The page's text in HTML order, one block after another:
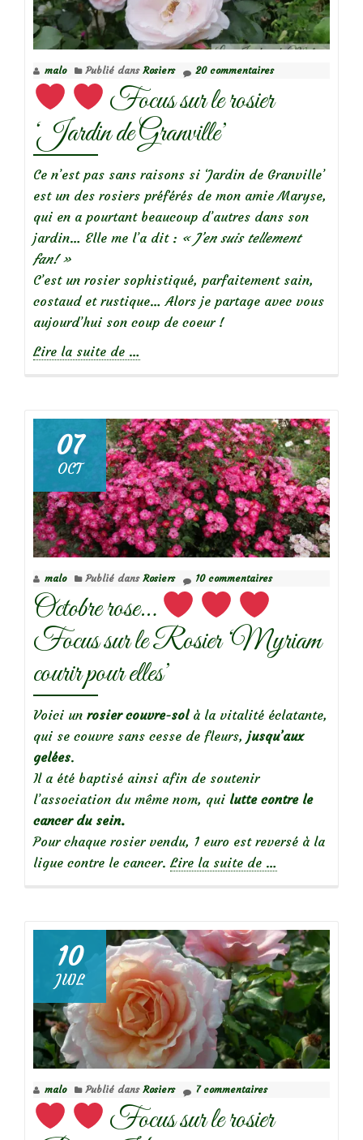
rosier
‘Rosée
du
Matin’
malo Publié dans Rosiers 20 commentaires
Focus sur le rosier
‘Jardin de Granville’
Ce n’est pas sans raisons si ‘Jardin de Granville’
est un des rosiers préférés de mon amie Maryse,
qui en a pourtant beaucoup d’autres dans son
jardin… Elle me l’a dit : « J’en suis tellement
fan! »
C’est un rosier sophistiqué, parfaitement sain,
costaud et rustique… Alors je partage avec vous
aujourd’hui son coup de coeur !
Lire la suite de à
Focus
sur
le
rosier
‘Jardin
de
Granville’
…
07
OCT
malo Publié dans Rosiers 10 commentaires
Octobre rose…
Focus sur le Rosier ‘Myriam
courir pour elles’
Voici un rosier couvre-solà la vitalité éclatante,
qui se couvre sans cesse de fleurs, jusqu’aux
gelées.
Il a été baptisé ainsi afin de soutenir
l’association du même nom, qui lutte contre le
cancer du sein.
Pour chaque rosier vendu, 1 euro est reversé à la
ligue contre le cancer. Lire la suite de à
Focus
sur
le
Rosier
‘Myriam
courir
…
10
JUIL
malo Publié dans Rosiers 7 commentaires
Focus sur le rosier